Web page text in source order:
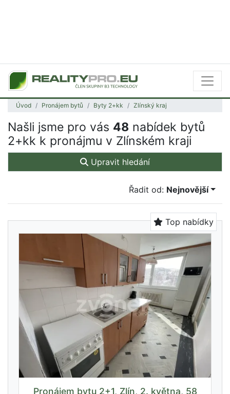
Úvod Pronájem bytů Byty 2+kk Zlínský kraj
Našli jsme pro vás 48 nabídek bytů
2+kk k pronájmu v Zlínském kraji
Upravit hledání
Řadit od: Nejnovější
Top nabídky
Pronájem bytu 2+1, Zlín, 2. května, 58